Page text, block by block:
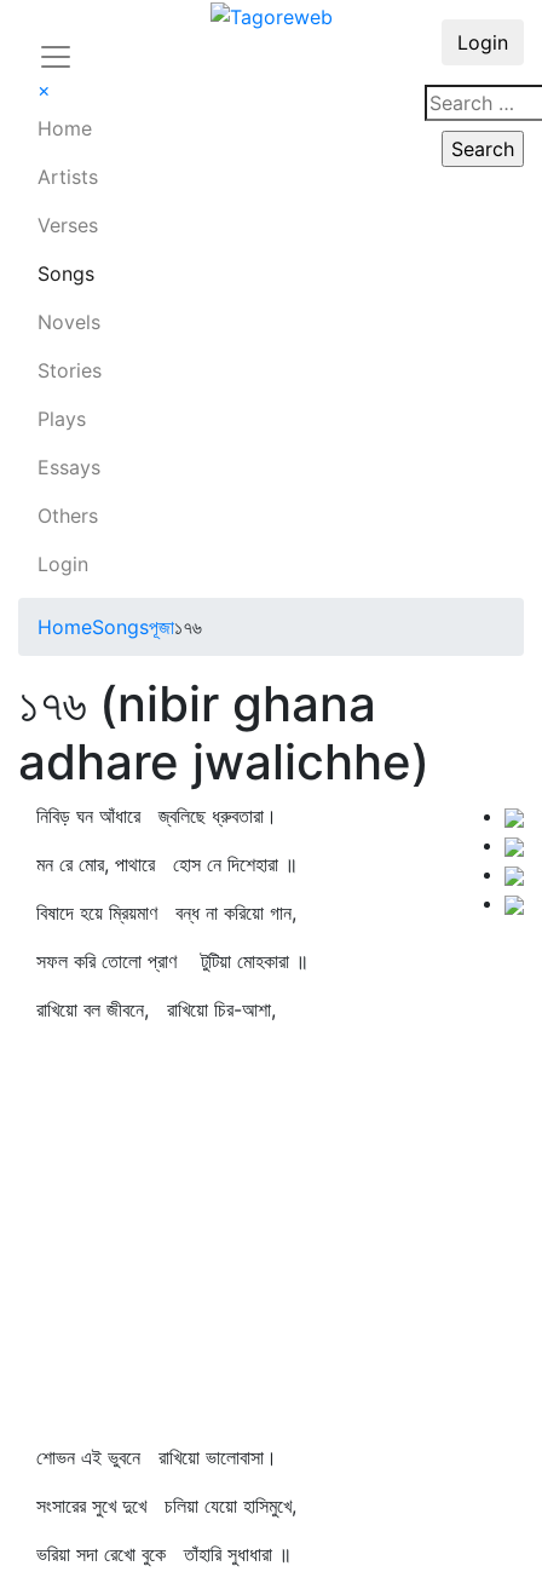
×
Home
Artists
Verses
Songs
Novels
Stories
Plays
Essays
Others
Login
Login
HomeSongsপূজা১৭৬
১৭৬ (nibir ghana
adhare jwalichhe)
নিবিড় ঘন আঁধারে জ্বলিছে ধ্রুবতারা।
মন রে মোর, পাথারে হোস নে দিশেহারা ॥
বিষাদে হয়ে ম্রিয়মাণ বন্ধ না করিয়ো গান,
সফল করি তোলো প্রাণ টুটিয়া মোহকারা ॥
রাখিয়ো বল জীবনে, রাখিয়ো চির-আশা,
শোভন এই ভুবনে রাখিয়ো ভালোবাসা।
সংসারের সুখে দুখে চলিয়া যেয়ো হাসিমুখে,
ভরিয়া সদা রেখো বুকে তাঁহারি সুধাধারা ॥